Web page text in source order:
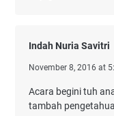
Indah Nuria Savitri
November 8, 2016 at
Acara begini tuh
tambah